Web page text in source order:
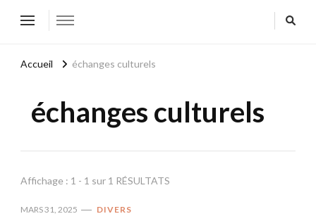
Accueil échanges culturels
échanges culturels
Affichage : 1 - 1 sur 1 RÉSULTATS
MARS 31, 2025 DIVERS